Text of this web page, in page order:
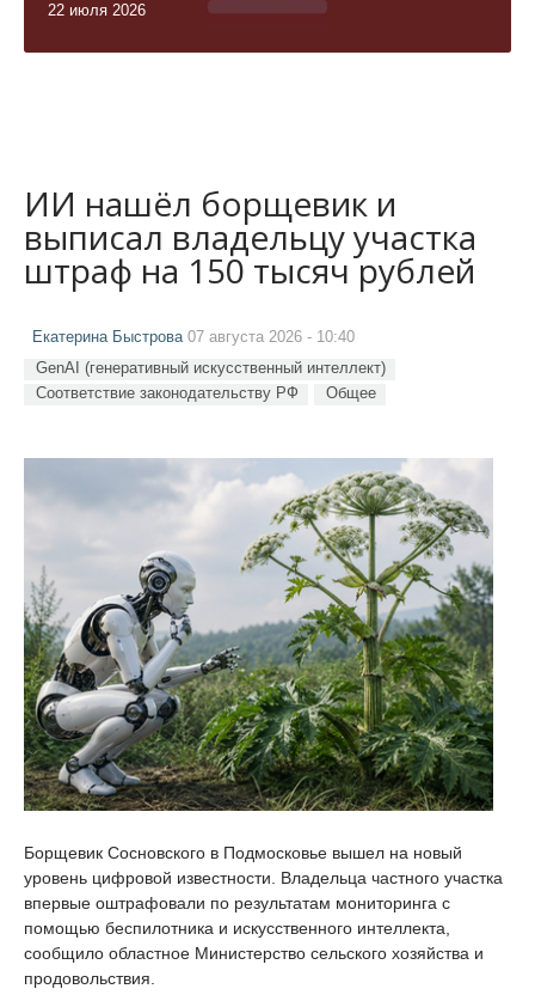
22 июля 2026
ИИ нашёл борщевик и
выписал владельцу участка
штраф на 150 тысяч рублей
Екатерина Быстрова07 августа 2026 - 10:40
GenAI (генеративный искусственный интеллект)
Соответствие законодательству РФ
Общее
Борщевик Сосновского в Подмосковье вышел на новый
уровень цифровой известности. Владельца частного участка
впервые оштрафовали по результатам мониторинга с
помощью беспилотника и искусственного интеллекта,
сообщило областное Министерство сельского хозяйства и
продовольствия.